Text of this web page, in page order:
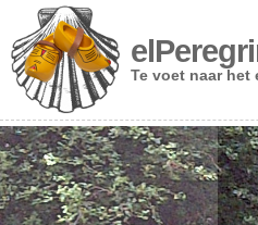
Te voet naar het